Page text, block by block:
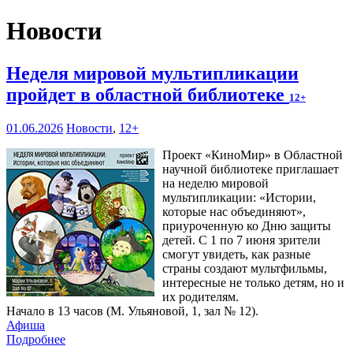
Новости
Неделя мировой мультипликации
пройдет в областной библиотеке 12+
01.06.2026 Новости, 12+
Проект «КиноМир» в Областной
научной библиотеке приглашает
на неделю мировой
мультипликации: «Истории,
которые нас объединяют»,
приуроченную ко Дню защиты
детей. С 1 по 7 июня зрители
смогут увидеть, как разные
страны создают мультфильмы,
интересные не только детям, но и
их родителям.
Начало в 13 часов (М. Ульяновой, 1, зал № 12).
Афиша
Подробнее